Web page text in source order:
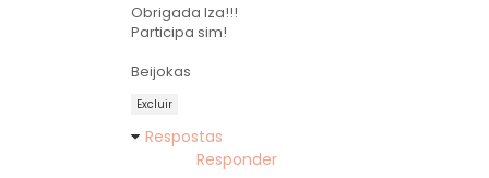
Obrigada Iza!!!
Participa sim!
Beijokas
Excluir
Respostas
Responder